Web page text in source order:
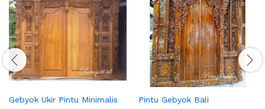
Gebyok Ukir Pintu Minimalis Pintu Gebyok Bali